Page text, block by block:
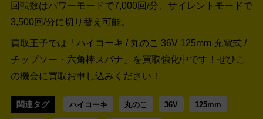
回転数はパワーモードで7,000回/分、サイレントモードで
3,500回/分に切り替え可能。
買取王子では「ハイコーキ / 丸のこ 36V 125mm 充電式 /
チップソー・六角棒スパナ」を買取強化中です！ ぜひこ
の機会に買取お申し込みください！
関連タグ ハイコーキ 丸のこ 36V 125mm